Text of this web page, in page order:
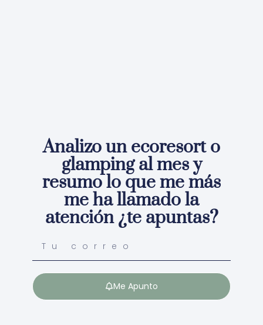
Analizo un ecoresort o
glamping al mes y
resumo lo que me más
me ha llamado la
atención ¿te apuntas?
Me Apunto